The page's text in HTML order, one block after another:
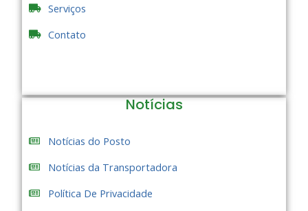
Serviços
Contato
Notícias
Notícias do Posto
Notícias da Transportadora
Política De Privacidade